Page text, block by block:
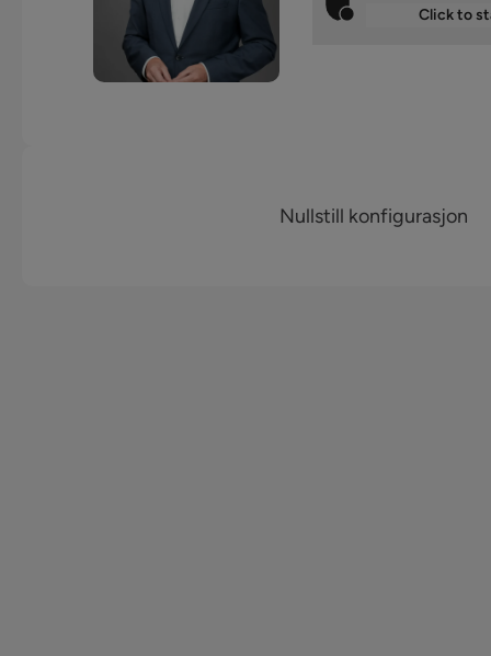
Click to
Nullstill konfigurasjon